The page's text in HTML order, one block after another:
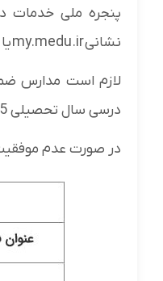
نشانی my.medu.ir یا سامانه irtextbook.ir و برابر جدول تقویم زمانی زیر انجام می شود.
لازم است مدارس
درسی سال تحصیلی 1405-1404 بر فرض قبولی دانش‌آموز در سال تحصیلی جاری اقدام نمایند.
در صورت عدم